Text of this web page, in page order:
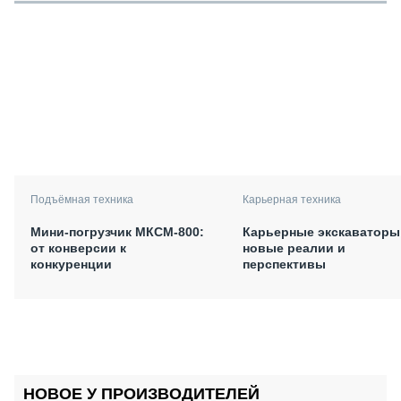
Подъёмная техника
Мини-погрузчик МКСМ-800:
от конверсии к
конкуренции
Карьерная техника
Карьерные
новые реалии и
перспективы
НОВОЕ У ПРОИЗВОДИТЕЛЕЙ